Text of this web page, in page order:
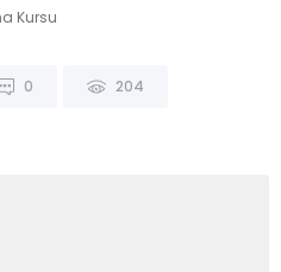
Kursu
0 204